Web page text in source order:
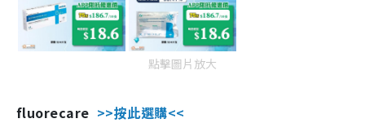
點擊圖片放大
fluorecare >>按此選購<<